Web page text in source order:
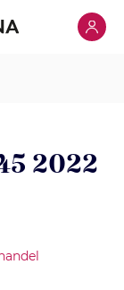
Klicka
2022